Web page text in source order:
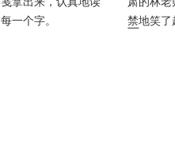
每一个字。
禁地笑了